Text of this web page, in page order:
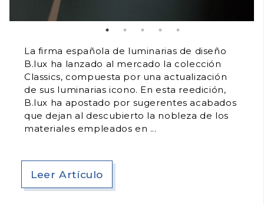
La firma española de luminarias de diseño
B.lux ha lanzado al mercado la colección
Classics, compuesta por una actualización
de sus luminarias icono. En esta reedición,
B.lux ha apostado por sugerentes acabados
que dejan al descubierto la nobleza de los
materiales empleados en
Leer Artículo